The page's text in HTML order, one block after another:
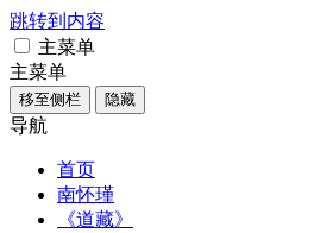
跳转到内容
主菜单
主菜单
移至侧栏 隐藏
导航
首页
南怀瑾
《道藏》